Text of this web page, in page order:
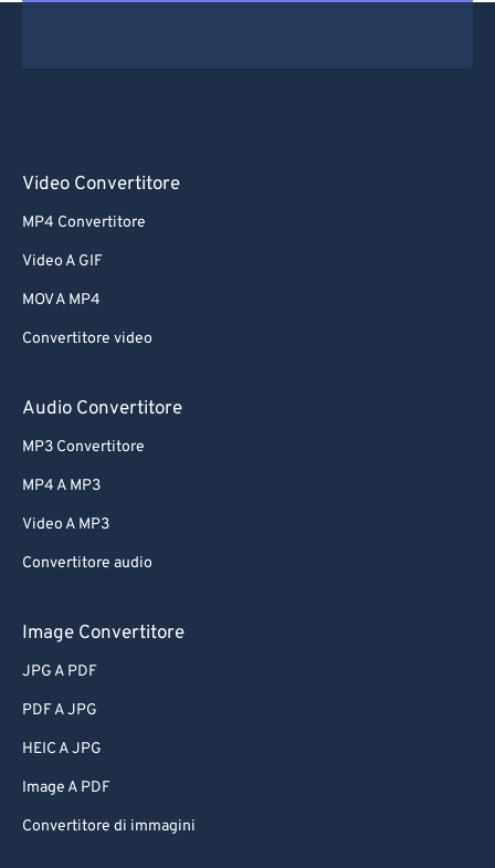
Video Convertitore
MP4 Convertitore
Video A GIF
MOV A MP4
Convertitore video
Audio Convertitore
MP3 Convertitore
MP4 A MP3
Video A MP3
Convertitore audio
Image Convertitore
JPG A PDF
PDF A JPG
HEIC A JPG
Image A PDF
Convertitore di immagini